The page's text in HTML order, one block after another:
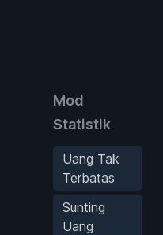
Mod
Statistik
Uang Tak
Terbatas
Sunting
Uang